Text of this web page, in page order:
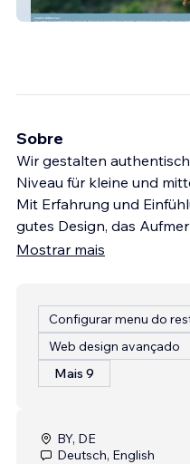
FABulous IUD
Sobre
Wir gestalten
Niveau für kleine und
Mit Erfahrung und
gutes Design, das
Mostrar mais
Web design avançado
Mais 9
BY, DE
Deutsch, English